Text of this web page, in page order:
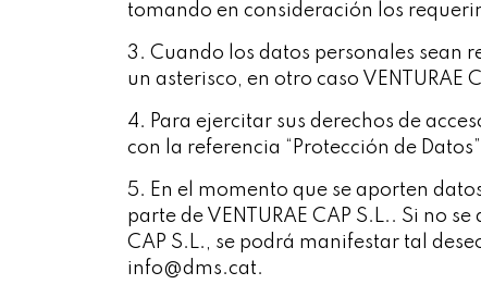
tomando en consideración los
3. Cuando los datos personales sean
un asterisco, en otro caso
4. Para ejercitar sus derechos de
con la referencia “Protección de
5. En el momento que se aporten
parte de VENTURAE CAP S.L.. Si no
CAP S.L., se podrá manifestar tal
info@dms.cat.